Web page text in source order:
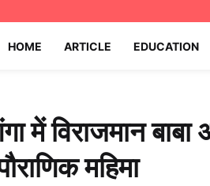
HOME ARTICLE EDUCATION
में विराजमान
महिमा